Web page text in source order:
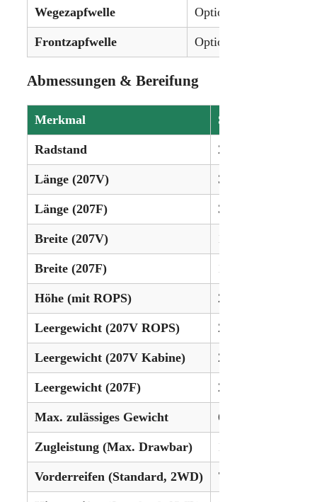
Wegezapfwelle Optional (540/540E
Frontzapfwelle Optional (540 oder
Abmessungen & Bereifung
Merkmal Spezifikation
Radstand 215 cm
Länge (207V) 357 cm
Länge (207F) 368 cm
Breite (207V) 106 cm
Breite (207F) 134 cm
Höhe (mit ROPS) 238 cm
Leergewicht (207V ROPS) 2580 kg
Leergewicht (207V Kabine) 2780 kg
Leergewicht (207F) 2859 kg
Max. zulässiges Gewicht 6500 kg
Zugleistung (Max. Drawbar) 1500 kg
Vorderreifen (Standard, 2WD) 7.50-16